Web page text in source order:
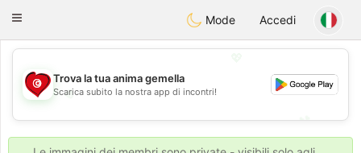
Tunisia Dating
Toggle
Mode Accedi
💖
💕
Trova la tua anima gemella
Scarica subito la nostra app di incontri!